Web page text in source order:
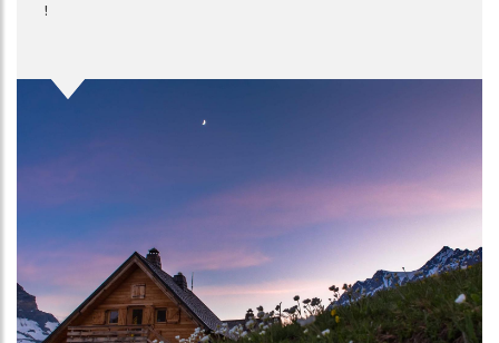
!
Image